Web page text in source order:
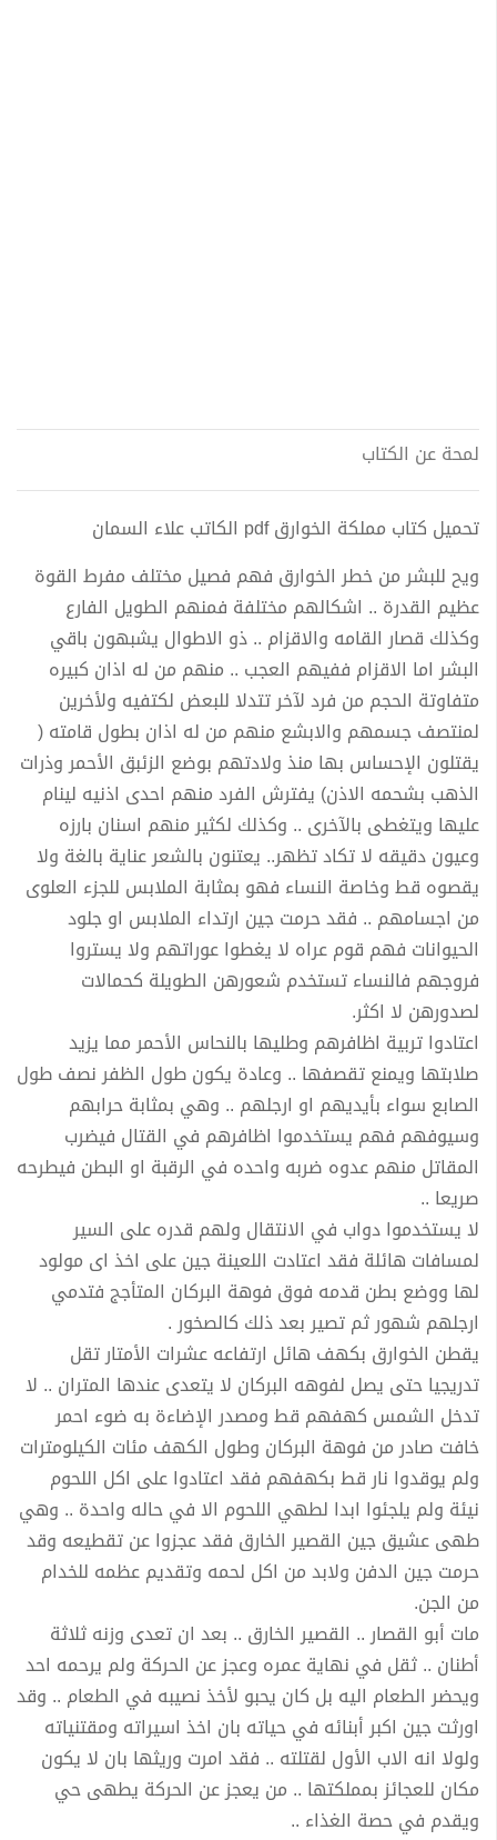
لمحة عن الكتاب
تحميل كتاب مملكة الخوارق pdf الكاتب علاء السمان
ويح للبشر من خطر الخوارق فهم فصيل مختلف مفرط القوة
عظيم القدرة .. اشكالهم مختلفة فمنهم الطويل الفارع
وكذلك قصار القامه والاقزام .. ذو الاطوال يشبهون باقي
البشر اما الاقزام ففيهم العجب .. منهم من له اذان كبيره
متفاوتة الحجم من فرد لآخر تتدلا للبعض لكتفيه ولأخرين
لمنتصف جسمهم والابشع منهم من له اذان بطول قامته (
يقتلون الإحساس بها منذ ولادتهم بوضع الزئبق الأحمر وذرات
الذهب بشحمه الاذن) يفترش الفرد منهم احدى اذنيه لينام
عليها ويتغطى بالآخرى .. وكذلك لكثير منهم اسنان بارزه
وعيون دقيقه لا تكاد تظهر.. يعتنون بالشعر عناية بالغة ولا
يقصوه قط وخاصة النساء فهو بمثابة الملابس للجزء العلوى
من اجسامهم .. فقد حرمت جين ارتداء الملابس او جلود
الحيوانات فهم قوم عراه لا يغطوا عوراتهم ولا يستروا
فروجهم فالنساء تستخدم شعورهن الطويلة كحمالات
لصدورهن لا اكثر.
اعتادوا تربية اظافرهم وطليها بالنحاس الأحمر مما يزيد
صلابتها ويمنع تقصفها .. وعادة يكون طول الظفر نصف طول
الصابع سواء بأيديهم او ارجلهم .. وهي بمثابة حرابهم
وسيوفهم فهم يستخدموا اظافرهم في القتال فيضرب
المقاتل منهم عدوه ضربه واحده في الرقبة او البطن فيطرحه
صريعا ..
لا يستخدموا دواب في الانتقال ولهم قدره على السير
لمسافات هائلة فقد اعتادت اللعينة جين على اخذ اى مولود
لها ووضع بطن قدمه فوق فوهة البركان المتأجج فتدمي
ارجلهم شهور ثم تصير بعد ذلك كالصخور .
يقطن الخوارق بكهف هائل ارتفاعه عشرات الأمتار تقل
تدريجيا حتى يصل لفوهه البركان لا يتعدى عندها المتران .. لا
تدخل الشمس كهفهم قط ومصدر الإضاءة به ضوء احمر
خافت صادر من فوهة البركان وطول الكهف مئات الكيلومترات
ولم يوقدوا نار قط بكهفهم فقد اعتادوا على اكل اللحوم
نيئة ولم يلجئوا ابدا لطهي اللحوم الا في حاله واحدة .. وهي
طهى عشيق جين القصير الخارق فقد عجزوا عن تقطيعه وقد
حرمت جين الدفن ولابد من اكل لحمه وتقديم عظمه للخدام
من الجن.
مات أبو القصار .. القصير الخارق .. بعد ان تعدى وزنه ثلاثة
أطنان .. ثقل في نهاية عمره وعجز عن الحركة ولم يرحمه احد
ويحضر الطعام اليه بل كان يحبو لأخذ نصيبه في الطعام .. وقد
اورثت جين اكبر أبنائه في حياته بان اخذ اسيراته ومقتنياته
ولولا انه الاب الأول لقتلته .. فقد امرت وريثها بان لا يكون
مكان للعجائز بمملكتها .. من يعجز عن الحركة يطهى حي
ويقدم في حصة الغذاء ..